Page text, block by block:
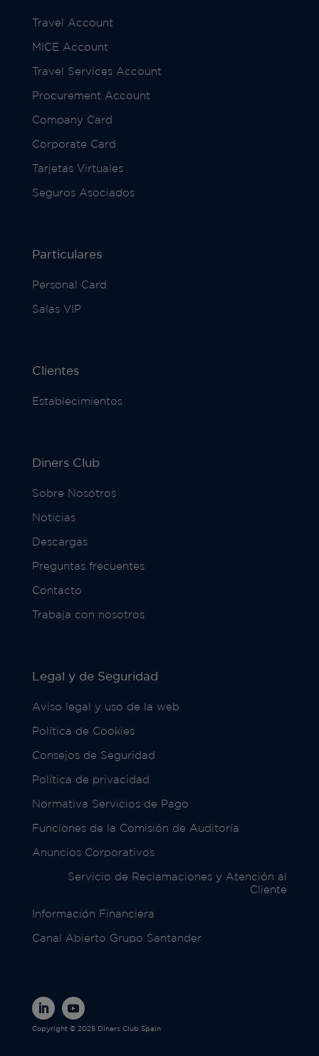
Travel Account
MICE Account
Travel Services Account
Procurement Account
Company Card
Corporate Card
Tarjetas Virtuales
Seguros Asociados
Particulares
Personal Card
Salas VIP
Clientes
Establecimientos
Diners Club
Sobre Nosotros
Noticias
Descargas
Preguntas frecuentes
Contacto
Trabaja con nosotros
Legal y de Seguridad
Aviso legal y uso de la web
Política de Cookies
Consejos de Seguridad
Política de privacidad
Normativa Servicios de Pago
Funciones de la Comisión de Auditoría
Anuncios Corporativos
Servicio de Reclamaciones y Atención al
Cliente
Información Financiera
Canal Abierto Grupo Santander
Copyright © 2025 Diners Club Spain